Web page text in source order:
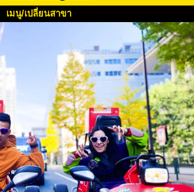
เมนู/เปลี่ยนสาขา
ราคา
เสียงจากผู้ใช้ คำถามที่พบบ่อย
การจอง
เปลี่ยนสาขา
Tokyo Akihabara#1
Tokyo Shibuya